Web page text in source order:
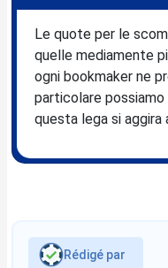
Le quote per le
quelle mediamente
ogni bookmaker ne
particolare
questa lega si aggira
Rédigé par